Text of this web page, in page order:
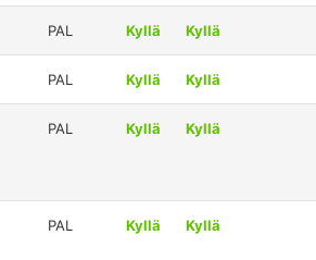
PAL Kyllä Kyllä
PAL Kyllä Kyllä
PAL Kyllä Kyllä
PAL Kyllä Kyllä